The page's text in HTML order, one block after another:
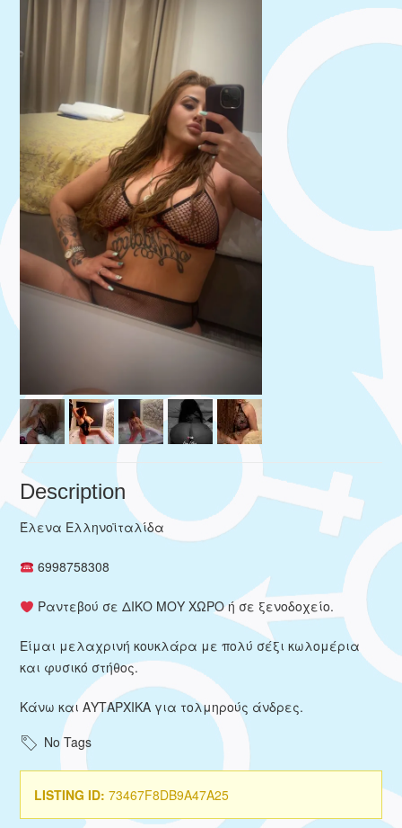
Description
Έλενα Ελληνοϊταλίδα
6998758308
Ραντεβού σε ΔΙΚΟ ΜΟΥ ΧΩΡΟ ή σε ξενοδοχείο.
Είμαι μελαχρινή κουκλάρα με πολύ σέξι κωλομέρια
και φυσικό στήθος.
Κάνω και ΑΥΤΑΡΧΙΚΑ για τολμηρούς άνδρες.
No Tags
LISTING ID: 73467F8DB9A47A25